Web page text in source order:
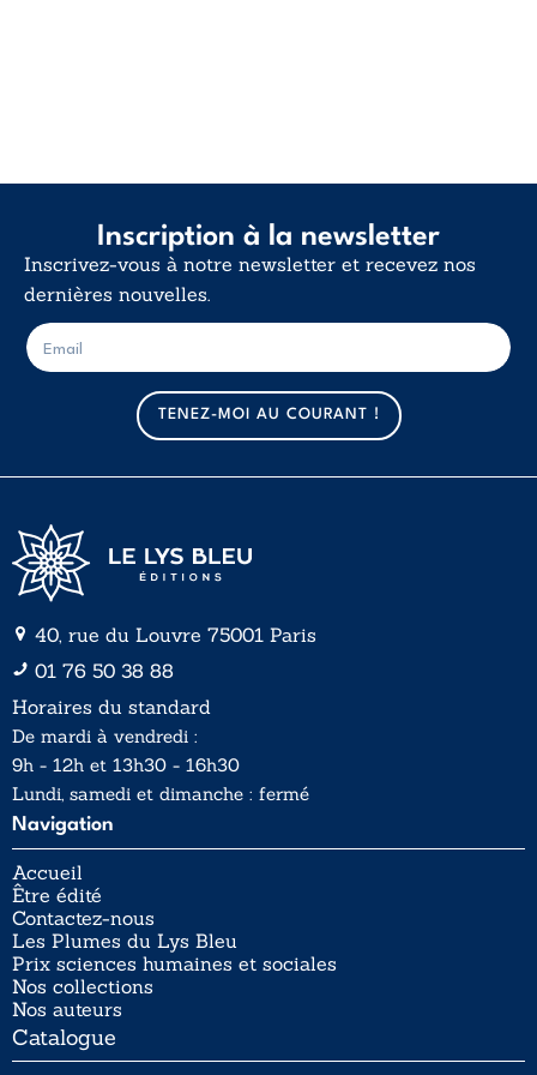
Inscription à la newsletter
Inscrivez-vous à notre newsletter et recevez nos
dernières nouvelles.
m
a
i
l
E
-
m
TENEZ-MOI AU COURANT !
40, rue du Louvre 75001 Paris
01 76 50 38 88
Horaires du standard
De mardi à vendredi :
9h - 12h et 13h30 - 16h30
Lundi, samedi et dimanche : fermé
Navigation
Accueil
Être édité
Contactez-nous
Les Plumes du Lys Bleu
Prix sciences humaines et sociales
Nos collections
Nos auteurs
Catalogue